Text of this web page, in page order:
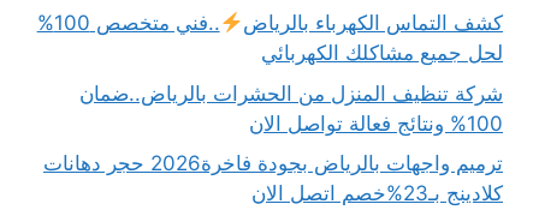
كشف التماس الكهرباء بالرياض
..فني متخصص 100%
لحل جميع مشاكلك الكهربائي
شركة تنظيف المنزل من الحشرات بالرياض..ضمان
100% ونتائج فعالة تواصل الان
ترميم واجهات بالرياض بجودة فاخرة2026 حجر دهانات
كلادينج بـ23%خصم اتصل الان